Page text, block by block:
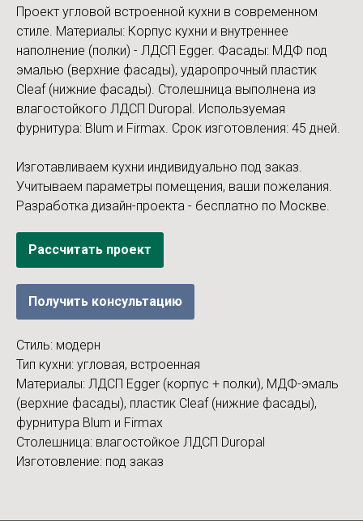
Проект угловой встроенной кухни в современном
стиле. Материалы: Корпус кухни и внутреннее
наполнение (полки) - ЛДСП Egger. Фасады: МДФ под
эмалью (верхние фасады), ударопрочный пластик
Cleaf (нижние фасады). Столешница выполнена из
влагостойкого ЛДСП Duropal. Используемая
фурнитура: Blum и Firmax. Срок изготовления: 45 дней.
Изготавливаем кухни индивидуально под заказ.
Учитываем параметры помещения, ваши пожелания.
Разработка дизайн-проекта - бесплатно по Москве.
Рассчитать проект
Получить консультацию
Стиль: модерн
Тип кухни: угловая, встроенная
Материалы: ЛДСП Egger (корпус + полки), МДФ-эмаль
(верхние фасады), пластик Cleaf (нижние фасады),
фурнитура Blum и Firmax
Столешница: влагостойкое ЛДСП Duropal
Изготовление: под заказ